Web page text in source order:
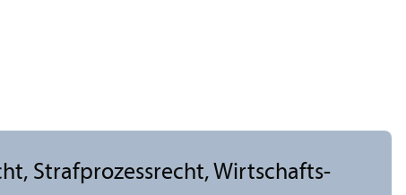
Strafprozess­recht, Wirtschafts-